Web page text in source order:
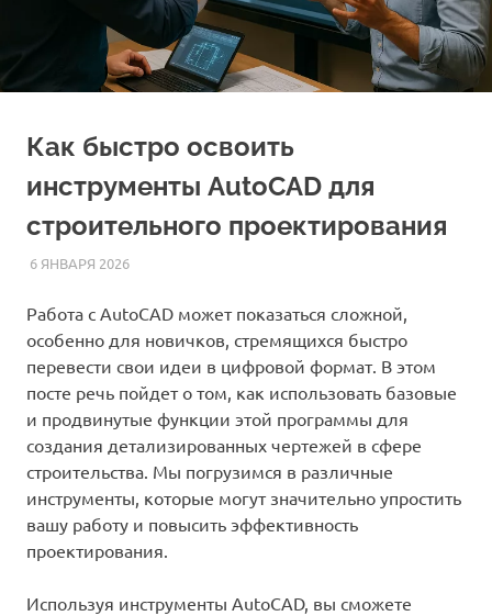
Как быстро освоить
инструменты AutoCAD для
строительного проектирования
6 ЯНВАРЯ 2026AUTOCAD_RASS
СТАТЬИ
Работа с AutoCAD может показаться сложной,
особенно для новичков, стремящихся быстро
перевести свои идеи в цифровой формат. В этом
посте речь пойдет о том, как использовать базовые
и продвинутые функции этой программы для
создания детализированных чертежей в сфере
строительства. Мы погрузимся в различные
инструменты, которые могут значительно упростить
вашу работу и повысить эффективность
проектирования.
Используя инструменты AutoCAD, вы сможете